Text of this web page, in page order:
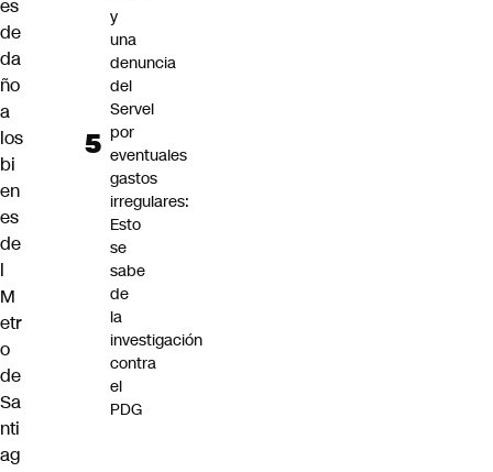
es
de
da
ño
a
los
bi
en
es
de
l
M
etr
o
de
Sa
nti
ag
y
una
denuncia
del
Servel
por
eventuales
gastos
irregulares:
Esto
se
sabe
de
la
investigación
contra
el
PDG